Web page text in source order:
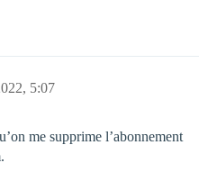
5:07
me supprime l’abonnement